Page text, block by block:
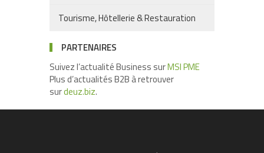
Tourisme, Hôtellerie & Restauration
PARTENAIRES
Suivez l’actualité Business surMSI PME
Plus d’actualités B2B à retrouver
surdeuz.biz.